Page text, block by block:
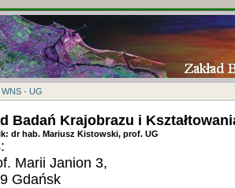
WNS · UG
Badań Krajobrazu i
dr hab. Mariusz Kistowski, prof. UG
Marii Janion 3,
Gdańsk